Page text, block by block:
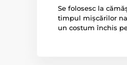
Se folosesc la
timpul mișcărilor
un costum închis